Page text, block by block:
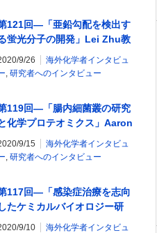
121回―「亜鉛勾配を検出す
蛍光分子の開発」Lei Zhu教
9/26
海外化学者インタビュ
, 研究者へのインタビュー
119回―「腸内細菌叢の研究
化学プロテオミクス」Aaron
Wright博士
9/15
海外化学者インタビュ
, 研究者へのインタビュー
117回―「感染症治療を志向
したケミカルバイオロジー研
究」Erin Carlson准教授
9/10
海外化学者インタビュ